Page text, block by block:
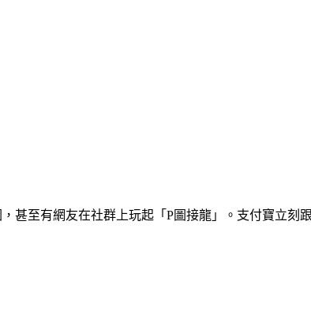
甚至有網友在社群上玩起「P圖接龍」。支付寶立刻